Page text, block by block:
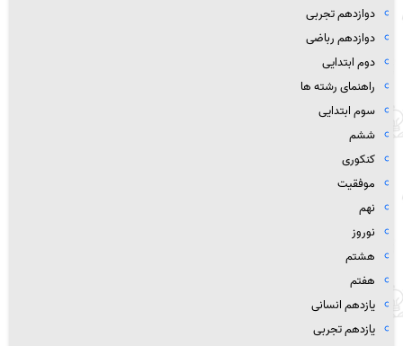
دوازدهم تجربی
دوازدهم رباضی
دوم ابتدایی
راهنمای رشته ها
سوم ابتدایی
ششم
کنکوری
موفقیت
نهم
نوروز
هشتم
هفتم
یازدهم انسانی
یازدهم تجربی